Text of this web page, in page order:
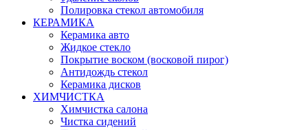
Полировка стекол автомобиля
КЕРАМИКА
Керамика авто
Жидкое стекло
Покрытие воском (восковой пирог)
Антидождь стекол
Керамика дисков
ХИМЧИСТКА
Химчистка салона
Чистка сидений